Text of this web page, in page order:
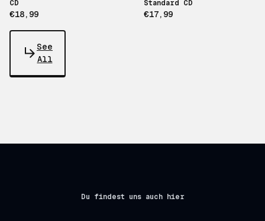
CD
€18,99
Standard CD
€17,99
See
All
Du findest uns auch hier